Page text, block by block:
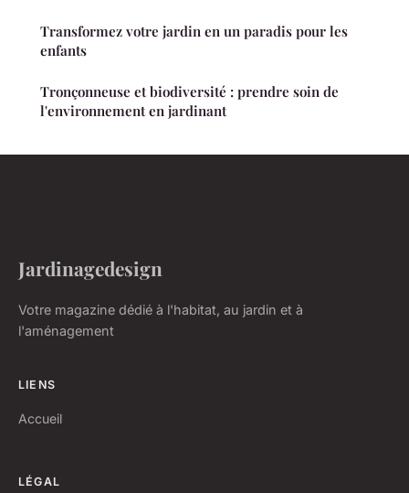
Transformez votre jardin en un paradis pour les
enfants
Tronçonneuse et biodiversité : prendre soin de
l'environnement en jardinant
Jardinagedesign
Votre magazine dédié à l'habitat, au jardin et à
l'aménagement
LIENS
Accueil
LÉGAL